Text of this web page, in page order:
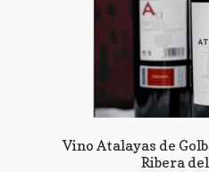
Vino Atalayas de
Ribera